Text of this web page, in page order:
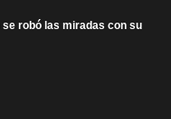
robó las miradas con su